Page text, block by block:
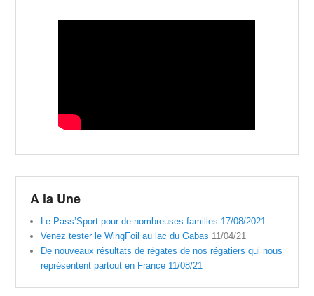
A la Une
Le Pass’Sport pour de nombreuses familles 17/08/2021
Venez tester le WingFoil au lac du Gabas 11/04/21
De nouveaux résultats de régates de nos régatiers qui nous
représentent partout en France 11/08/21